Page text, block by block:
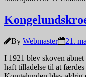
By Webmaster 21.
I 1921 blev skoven
haft tilladelse til at færdes